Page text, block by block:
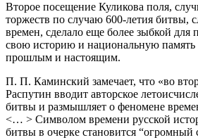
Второе посещение Куликова поля,
торжеств по случаю 600-летия битвы,
времен, сделало еще более зыбкой
свою историю и национальную
прошлым и настоящим.
П. П. Каминский замечает, что «во
Распутин вводит авторское
битвы и размышляет о феномене
<… > Символом времени русской
битвы в очерке становится